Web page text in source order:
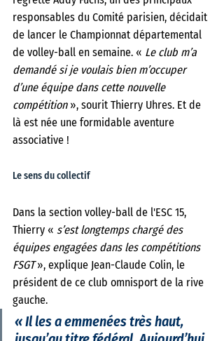
responsables du Comité parisien, décidait
de lancer le Championnat départemental
de volley-ball en semaine. « Le club m’a
demandé si je voulais bien m’occuper
d’une équipe dans cette nouvelle
compétition », sourit Thierry Uhres. Et de
là est née une formidable aventure
associative !
Le sens du collectif
Dans la section volley-ball de l'ESC 15,
Thierry « s’est longtemps chargé des
équipes engagées dans les compétitions
FSGT », explique Jean-Claude Colin, le
président de ce club omnisport de la rive
gauche.
« Il les a emmenées très haut,